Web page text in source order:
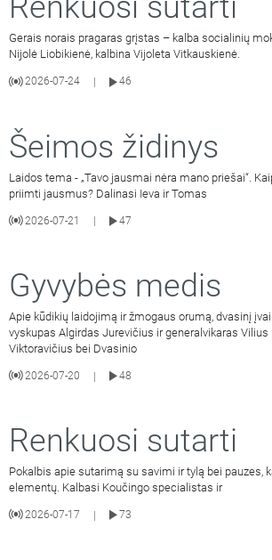
Gerais norais pragaras grįstas – kalba socialinių
Nijolė Liobikienė, kalbina Vijoleta Vitkauskienė.
2026-07-24
46
Šeimos židinys
Laidos tema - „Tavo jausmai nėra mano priešai“.
priimti jausmus? Dalinasi Ieva ir Tomas
2026-07-21
47
Gyvybės medis
Apie kūdikių laidojimą ir žmogaus orumą, dvasinį
vyskupas Algirdas Jurevičius ir generalvikaras Vilius
Viktoravičius bei Dvasinio
2026-07-20 |
48
Renkuosi sutarti
Pokalbis apie sutarimą su savimi ir tylą bei pauzes,
elementų. Kalbasi Koučingo specialistas ir
2026-07-17 |
73